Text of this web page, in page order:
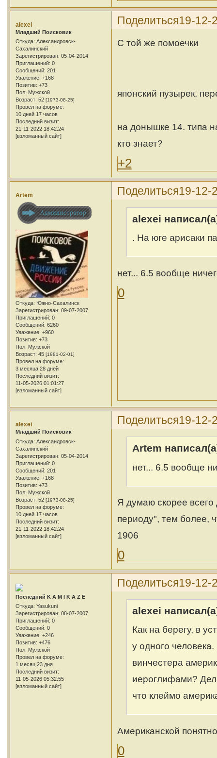
Поделиться19-12-
alexei
Младший Поисковик
Откуда: Александровск-
Сахалинский
Зарегистрирован: 05-04-2014
Приглашений: 0
Сообщений: 201
Уважение: +168
Позитив: +73
Пол: Мужской
Возраст: 52 [1973-08-25]
Провел на форуме:
10 дней 17 часов
Последний визит:
21-11-2022 18:42:24
[взломанный сайт]
С той же помоечки
японский пузырек,
на донышке 14. типа
кто знает?
+2
Поделиться19-12-
Artem
Откуда: Южно-Сахалинск
Зарегистрирован: 09-07-2007
Приглашений: 0
Сообщений: 6260
Уважение: +960
Позитив: +73
Пол: Мужской
Возраст: 45 [1981-02-01]
Провел на форуме:
3 месяца 28 дней
Последний визит:
11-05-2026 01:01:27
[взломанный сайт]
alexei
. На юге арисаки
нет... 6.5 вообще
0
Поделиться19-12-
alexei
Младший Поисковик
Откуда: Александровск-
Сахалинский
Зарегистрирован: 05-04-2014
Приглашений: 0
Сообщений: 201
Уважение: +168
Позитив: +73
Пол: Мужской
Возраст: 52 [1973-08-25]
Провел на форуме:
10 дней 17 часов
Последний визит:
21-11-2022 18:42:24
[взломанный сайт]
Artem
нет... 6.5 вообще
Я думаю скорее всего
периоду", тем более,
1906
0
Поделиться19-12-
Последний K A M I K A Z E
Откуда: Yasukuni
Зарегистрирован: 08-07-2007
Приглашений: 0
Сообщений: 0
Уважение: +246
Позитив: +476
Пол: Мужской
Провел на форуме:
1 месяц 23 дня
Последний визит:
11-05-2026 05:32:55
[взломанный сайт]
alexei
Как на берегу, в
у одного
винчестера
иероглифами?
что клеймо
Американской
0